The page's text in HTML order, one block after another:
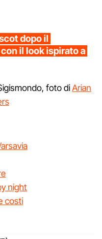
dopo il
il look ispirato a
foto diArian
night
costi